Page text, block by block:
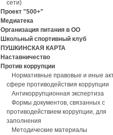
сети)
Проект "500+"
Медиатека
Организация питания в ОО
Школьный спортивный клуб
ПУШКИНСКАЯ КАРТА
Наставничество
Против коррупции
Нормативные правовые и иные
сфере противодействия коррупции
Антикоррупционная экспертиза
Формы документов, связанных с
противодействием коррупции, для
заполнения
Методические материалы